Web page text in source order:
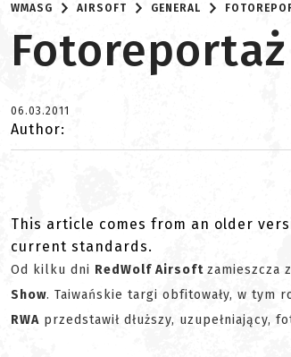
WMASG AIRSOFT GENERAL
06.03.2011
Author:
This article comes from an older
current standards.
Od kilku dni RedWolf Airsoft zamieszcza
Show. Taiwańskie targi obfitowały, w tym
RWA przedstawił dłuższy, uzupełniający,